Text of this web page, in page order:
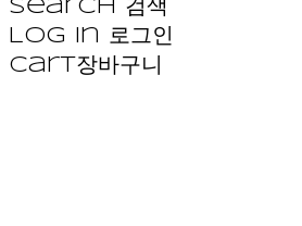
Search
검색
Log In 로그인
Cart장바구니